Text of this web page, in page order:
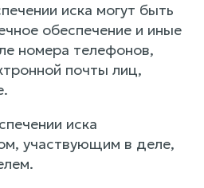
иска могут быть
обеспечение и иные
номера телефонов,
почты лиц,
иска
участвующим в деле,